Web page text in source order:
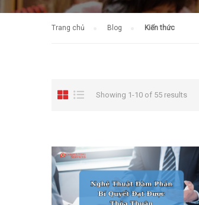
Trang chủ Blog Kiến thức
Showing 1-10 of 55 results